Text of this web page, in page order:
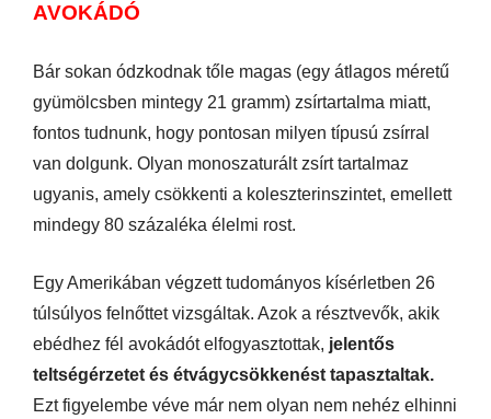
AVOKÁDÓ
Bár sokan ódzkodnak tőle magas (egy átlagos méretű
gyümölcsben mintegy 21 gramm) zsírtartalma miatt,
fontos tudnunk, hogy pontosan milyen típusú zsírral
van dolgunk. Olyan monoszaturált zsírt tartalmaz
ugyanis, amely csökkenti a koleszterinszintet, emellett
mindegy 80 százaléka élelmi rost.
Egy Amerikában végzett tudományos kísérletben 26
túlsúlyos felnőttet vizsgáltak. Azok a résztvevők, akik
ebédhez fél avokádót elfogyasztottak, jelentős
teltségérzetet és étvágycsökkenést tapasztaltak.
Ezt figyelembe véve már nem olyan nem nehéz elhinni